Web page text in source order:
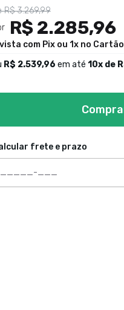
R$ 3.269,99
R$ 2.285,96
com Pix ou 1x no
R$ 2.539,96 em até 10x de
frete e prazo